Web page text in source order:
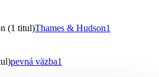
(1 titul)Thames & Hudson1
pevná väzba1